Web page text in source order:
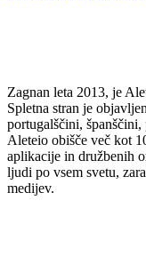
Zagnan leta 2013, je
Spletna stran je
portugalščini,
Aleteio obišče več kot
aplikacije in družbenih
ljudi po vsem svetu,
medijev.